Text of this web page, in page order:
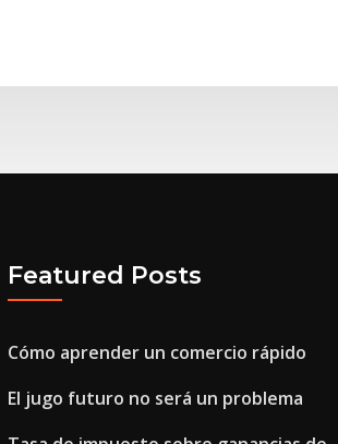
Featured Posts
Cómo aprender un comercio rápido
El jugo futuro no será un problema